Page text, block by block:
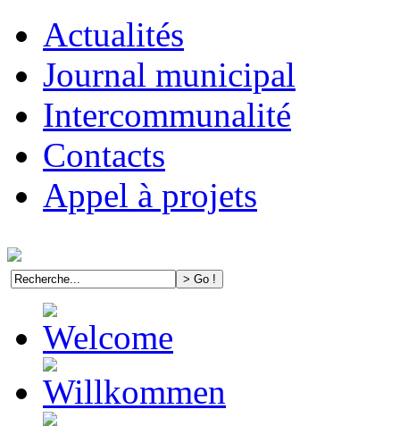
Actualités
Journal municipal
Intercommunalité
Contacts
Appel à projets